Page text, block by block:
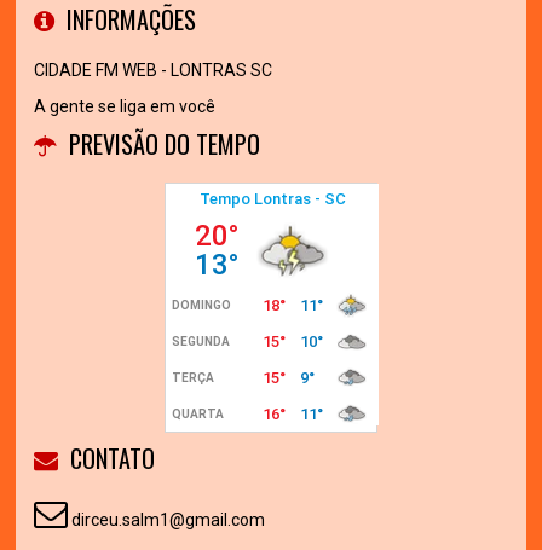
INFORMAÇÕES
CIDADE FM WEB - LONTRAS SC
A gente se liga em você
PREVISÃO DO TEMPO
CONTATO
dirceu.salm1@gmail.com